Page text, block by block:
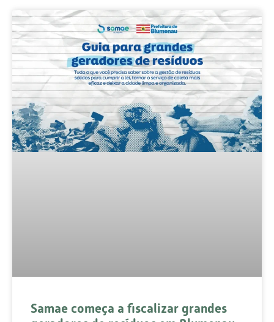
Samae começa a fiscalizar grandes